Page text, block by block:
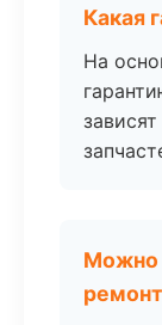
Какая
На
Можно